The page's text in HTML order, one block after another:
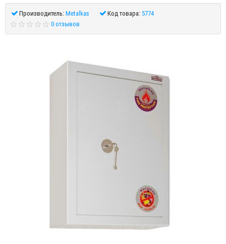
Производитель:Metalkas Код товара: 5774
0 отзывов